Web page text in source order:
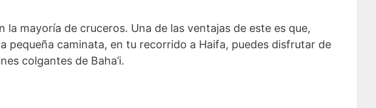
mayoría de cruceros. Una de las ventajas de este es que,
pequeña caminata, en tu recorrido a Haifa, puedes disfrutar de
colgantes de Baha’i.